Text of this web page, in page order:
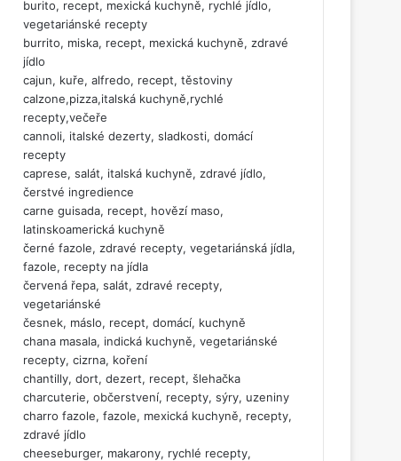
burito, recept, mexická kuchyně, rychlé jídlo,
vegetariánské recepty
burrito, miska, recept, mexická kuchyně, zdravé
jídlo
cajun, kuře, alfredo, recept, těstoviny
calzone,pizza,italská kuchyně,rychlé
recepty,večeře
cannoli, italské dezerty, sladkosti, domácí
recepty
caprese, salát, italská kuchyně, zdravé jídlo,
čerstvé ingredience
carne guisada, recept, hovězí maso,
latinskoamerická kuchyně
černé fazole, zdravé recepty, vegetariánská jídla,
fazole, recepty na jídla
červená řepa, salát, zdravé recepty,
vegetariánské
česnek, máslo, recept, domácí, kuchyně
chana masala, indická kuchyně, vegetariánské
recepty, cizrna, koření
chantilly, dort, dezert, recept, šlehačka
charcuterie, občerstvení, recepty, sýry, uzeniny
charro fazole, fazole, mexická kuchyně, recepty,
zdravé jídlo
cheeseburger, makarony, rychlé recepty,